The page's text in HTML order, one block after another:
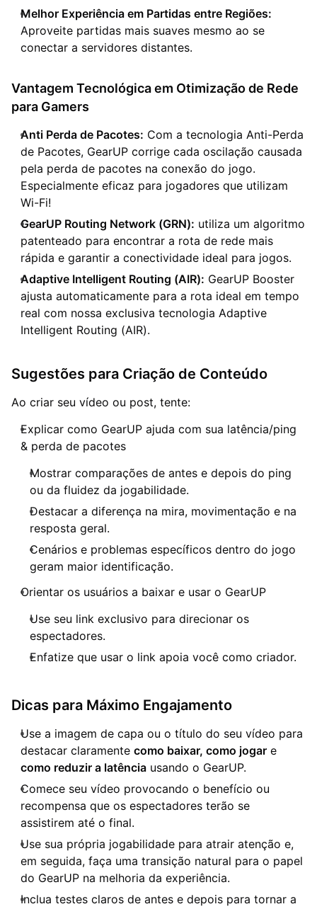
Melhor Experiência em Partidas entre Regiões:
Aproveite partidas mais suaves mesmo ao se
conectar a servidores distantes.
Vantagem Tecnológica em Otimização de Rede
para Gamers
Anti Perda de Pacotes: Com a tecnologia Anti-Perda
de Pacotes, GearUP corrige cada oscilação causada
pela perda de pacotes na conexão do jogo.
Especialmente eficaz para jogadores que utilizam
Wi-Fi!
GearUP Routing Network (GRN): utiliza um algoritmo
patenteado para encontrar a rota de rede mais
rápida e garantir a conectividade ideal para jogos.
Adaptive Intelligent Routing (AIR): GearUP Booster
ajusta automaticamente para a rota ideal em tempo
real com nossa exclusiva tecnologia Adaptive
Intelligent Routing (AIR).
Sugestões para Criação de Conteúdo
Ao criar seu vídeo ou post, tente:
Explicar como GearUP ajuda com sua latência/ping
& perda de pacotes
Mostrar comparações de antes e depois do ping
ou da fluidez da jogabilidade.
Destacar a diferença na mira, movimentação e na
resposta geral.
Cenários e problemas específicos dentro do jogo
geram maior identificação.
Orientar os usuários a baixar e usar o GearUP
Use seu link exclusivo para direcionar os
espectadores.
Enfatize que usar o link apoia você como criador.
Dicas para Máximo Engajamento
Use a imagem de capa ou o título do seu vídeo para
destacar claramente como baixar, como jogar e
como reduzir a latência usando o GearUP.
Comece seu vídeo provocando o benefício ou
recompensa que os espectadores terão se
assistirem até o final.
Use sua própria jogabilidade para atrair atenção e,
em seguida, faça uma transição natural para o papel
do GearUP na melhoria da experiência.
Inclua testes claros de antes e depois para tornar a